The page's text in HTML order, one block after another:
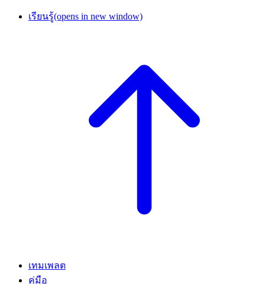
เรียนรู้(opens in new window)
เทมเพลต
คู่มือ